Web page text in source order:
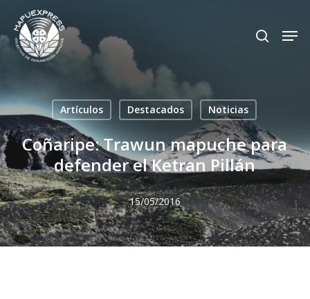
Skip
to
main
search
Artículos Destacados Noticias
Coñaripe: Trawun mapuche para
defender el Ketran Pillán
15/05/2016
Close